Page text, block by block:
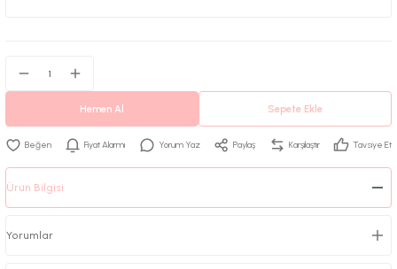
Hemen Al Sepete Ekle
Fiyat Alarmı Yorum Yaz Paylaş Karşılaştır Tavsiye Et
Ürün Bilgisi
Yorumlar